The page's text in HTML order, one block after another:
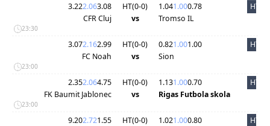
3.222.063.08 HT(0-0) 1.041.000.78
HT
CFR Cluj
vs Tromso IL
23:30
3.072.162.99 HT(0-0) 0.821.001.00
HT
FC Noah
vs Sion
23:00
2.352.064.75 HT(0-0) 1.131.000.70
HT
FK Baumit Jablonec
vs Rigas Futbola skola
23:00
9.202.721.55 HT(0-0) 1.021.000.80
HT